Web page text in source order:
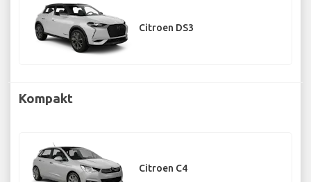
Citroen DS3
Kompakt
Citroen C4